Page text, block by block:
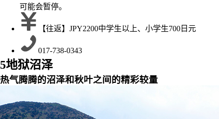
可能会暂停。
【往返】JPY2200中学生以上、小学生700日元
017-738-0343
5地狱沼泽
热气腾腾的沼泽和秋叶之间的精彩较量